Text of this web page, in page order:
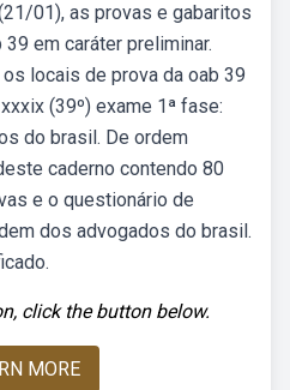
01), as provas e gabaritos
em caráter preliminar.
locais de prova da oab 39
(39º) exame 1ª fase:
do brasil. De ordem
caderno contendo 80
e o questionário de
dos advogados do brasil.
click the button below.
MORE